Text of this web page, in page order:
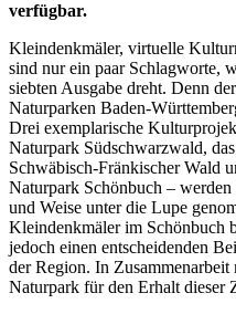
verfügbar.
Kleindenkmäler, virtuelle
sind nur ein paar Schlagworte,
siebten Ausgabe dreht. Denn
Naturparken Baden-
Drei exemplarische
Naturpark Südschwarzwald,
Schwäbisch-Fränkischer Wald
Naturpark Schönbuch –
und Weise unter die Lupe
Kleindenkmäler im Schönbuch
jedoch einen entscheidenden
der Region. In Zusammenarbeit
Naturpark für den Erhalt dieser